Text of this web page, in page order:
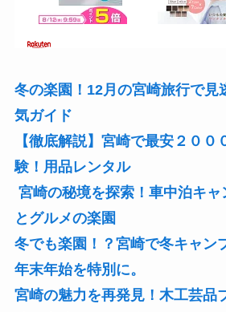
冬の楽園！12月の宮崎旅行で見
気ガイド
【徹底解説】宮崎で最安２００
験！用品レンタル
宮崎の秘境を探索！車中泊キ
とグルメの楽園
冬でも楽園！？宮崎で冬キャン
年末年始を特別に。
宮崎の魅力を再発見！木工芸品